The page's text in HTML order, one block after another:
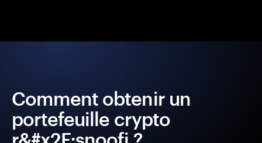
Comment obtenir un
portefeuille crypto